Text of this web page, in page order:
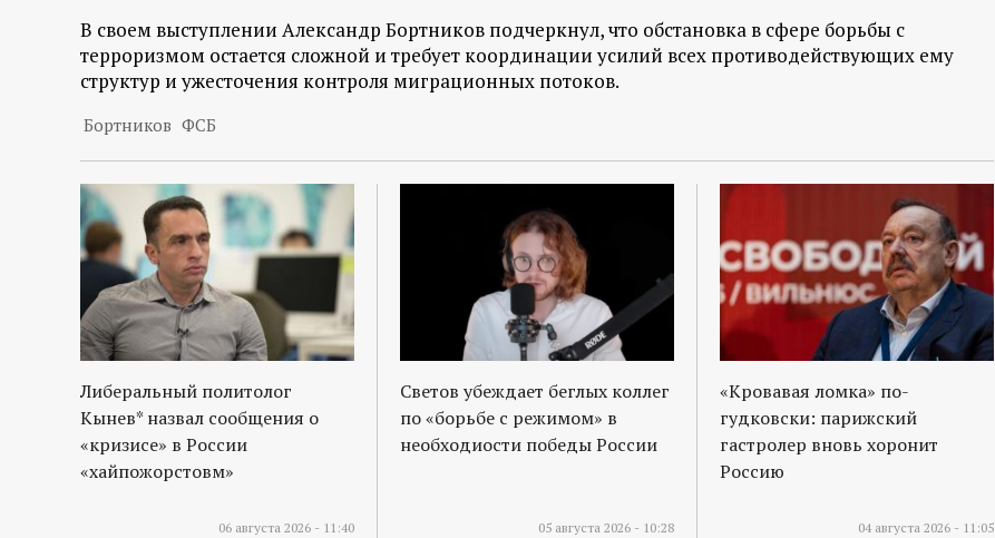
В своем выступлении Александр Бортников подчеркнул, что обстановка в сфере борьбы с
терроризмом остается сложной и требует координации усилий всех противодействующих ему
структур и ужесточения контроля миграционных потоков.
Бортников ФСБ
Либеральный политолог
Кынев* назвал сообщения о
«кризисе» в России
«хайпожорстовм»
06 августа 2026 - 11:40
Светов убеждает беглых коллег
по «борьбе с режимом» в
необходиости победы России
05 августа 2026 - 10:28
«Кровавая ломка» по-
гудковски: парижский
гастролер вновь хоронит
Россию
04 августа 2026 - 11:05